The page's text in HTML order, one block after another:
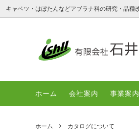
キャベツ・はぼたんなどアブラナ科の研究・品種
English
ホーム 会社案内 事業案内
ホーム カタログについて